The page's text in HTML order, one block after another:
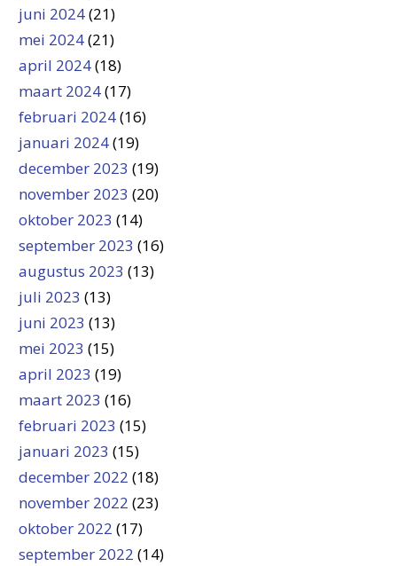
juni 2024(21)
mei 2024(21)
april 2024(18)
maart 2024(17)
februari 2024(16)
januari 2024(19)
december 2023 (19)
november 2023 (20)
oktober 2023 (14)
september 2023 (16)
augustus 2023 (13)
juli 2023 (13)
juni 2023 (13)
mei 2023 (15)
april 2023 (19)
maart 2023 (16)
februari 2023 (15)
januari 2023 (15)
december 2022 (18)
november 2022 (23)
oktober 2022 (17)
september 2022 (14)